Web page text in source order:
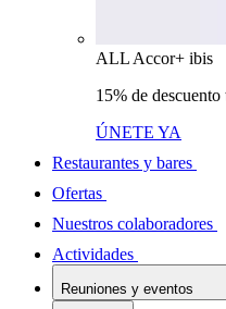
ALL Accor+ ibis
15% de
ÚNETE YA
Restaurantes y bares
Ofertas
Nuestros colaboradores
Actividades
Reuniones y eventos